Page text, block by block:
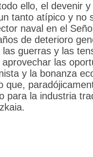
ello, el devenir
tanto atípico y no
naval en el
de deterioro
guerras y las
las
y la bonanza
que,
para la industria